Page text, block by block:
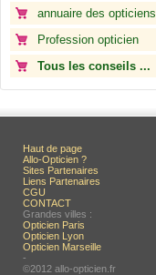
annuaire des opticiens
Profession opticien
Tous les conseils ...
Haut de page
Allo-Opticien ?
Sites Partenaires
Liens Partenaires
CGU
CONTACT
Grandes villes :
Opticien Paris
Opticien Lyon
Opticien Marseille
-
©2012 allo-opticien.fr